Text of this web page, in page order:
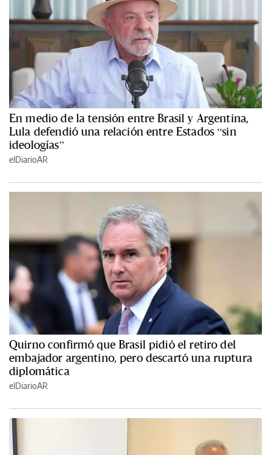
En medio de la tensión entre Brasil y Argentina,
Lula defendió una relación entre Estados “sin
ideologías”
elDiarioAR
Quirno confirmó que Brasil pidió el retiro del
embajador argentino, pero descartó una ruptura
diplomática
elDiarioAR